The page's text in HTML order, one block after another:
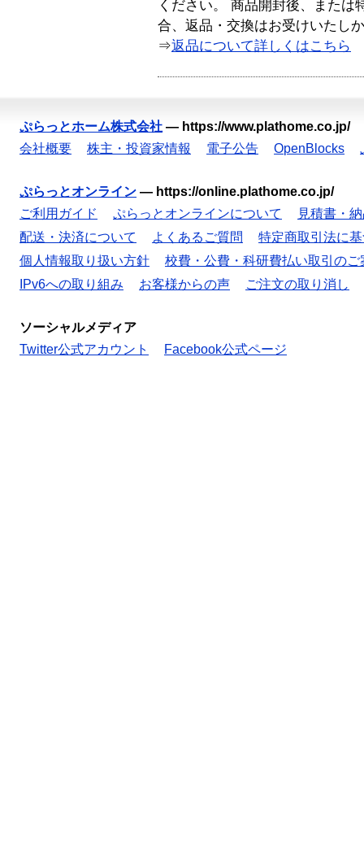
ください。 商品開封後、または
合、返品・交換はお受けいたし
⇒返品について詳しくはこちら
ぷらっとホーム株式会社 — https://www.plathome.co.jp/
会社概要
株主・投資家情報 電子公告 OpenBlocks
ぷらっとオンライン — https://online.plathome.co.jp/
ご利用ガイド
ぷらっとオンラインについて
見積書・
配送・決済について
よくあるご質問
特定商取引法に
個人情報取り扱い方針
校費・公費・科研費払い取引のご
IPv6への取り組み
お客様からの声 ご注文の取り消し
ソーシャルメディア
Twitter公式アカウント
Facebook公式ページ